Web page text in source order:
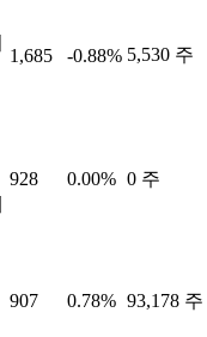
1,685 -0.88% 5,530 주
928 0.00% 0 주
907 0.78% 93,178 주